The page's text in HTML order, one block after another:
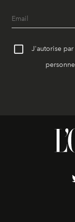
J'autorise